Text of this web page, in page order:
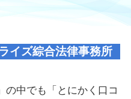
イズ綜合法律事務所
の中でも「とにかく口コ